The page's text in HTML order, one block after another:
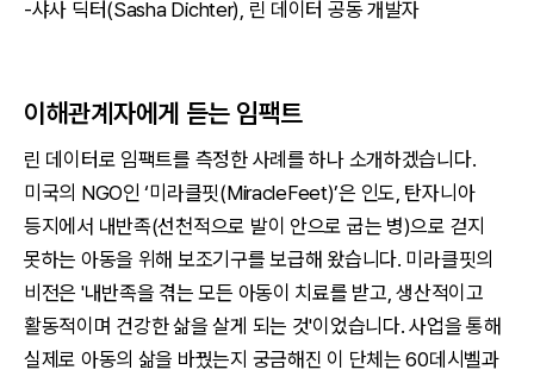
-샤사 딕터(Sasha Dichter), 린 데이터 공동 개발자
이해관계자에게 듣는 임팩트
린 데이터로 임팩트를 측정한 사례를 하나 소개하겠습니다.
미국의 NGO인 ‘미라클핏(MiracleFeet)’은 인도, 탄자니아
등지에서 내반족(선천적으로 발이 안으로 굽는 병)으로 걷지
못하는 아동을 위해 보조기구를 보급해 왔습니다. 미라클핏의
비전은 '내반족을 겪는 모든 아동이 치료를 받고, 생산적이고
활동적이며 건강한 삶을 살게 되는 것'이었습니다. 사업을 통해
실제로 아동의 삶을 바꿨는지 궁금해진 이 단체는 60데시벨과